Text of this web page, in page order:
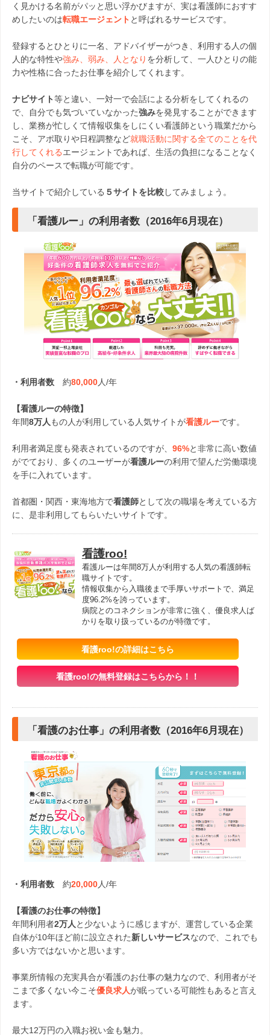
く見かける名前がパッと思い浮かびますが、実は看護師におすす
めしたいのは転職エージェント と呼ばれるサービスです。
登録するとひとりに一名、アドバイザーがつき、利用する人の個
人的な特性や強み、弱み、人となり を分析して、一人ひとりの能
力や性格に合ったお仕事を紹介してくれます。
ナビサイト等と違い、一対一で会話による分析をしてくれるの
で、自分でも気づいていなかった強みを発見することができます
し、業務が忙しくて情報収集をしにくい看護師という職業だから
こそ、アポ取りや日程調整など就職活動に関する全てのことを代
行してくれるエージェントであれば、生活の負担になることなく
自分のペースで転職が可能です。
当サイトで紹介している ５サイトを比較してみましょう。
「看護ルー」の利用者数（2016年6月現在）
・利用者数約80,000人/年
【看護ルーの特徴】
年間8万人 もの人が利用している人気サイトが看護ルーです。
利用者満足度も発表されているのですが、 96%と非常に高い数値
がでており、多くのユーザーが看護ルーの利用で望んだ労働環境
を手に入れています。
首都圏・関西・東海地方で看護師として次の職場を考えている方
に、是非利用してもらいたいサイトです。
看護roo!
看護ルーは年間8万人が利用する人気の看護師転
職サイトです。
情報収集から入職後まで手厚いサポートで、満足
度96.2%を誇っています。
病院とのコネクションが非常に強く、優良求人ば
かりを取り扱っているのが特徴です。
看護roo!の詳細はこちら
看護roo!の無料登録はこちらから！！
「看護のお仕事」の利用者数（2016年6月現在）
・利用者数約20,000人/年
【看護のお仕事の特徴】
年間利用者2万人 と少ないように感じますが、運営している企業
自体が10年ほど前に設立された新しいサービスなので、これでも
多い方ではないかと思います。
事業所情報の充実具合が看護のお仕事の魅力なので、利用者がそ
こまで多くない今こそ優良求人が眠っている可能性もあると言え
ます。
最大12万円の入職お祝い金も魅力。